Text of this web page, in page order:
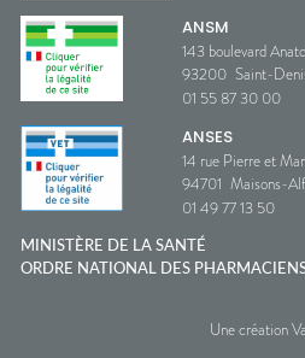
ANSM
143 boulevard
93200 Saint-
01 55 87 30 00
ANSES
14 rue Pierre et
94701 Maisons-
01 49 77 13 50
MINISTÈRE DE LA SANTÉ
ORDRE NATIONAL DES
Une création